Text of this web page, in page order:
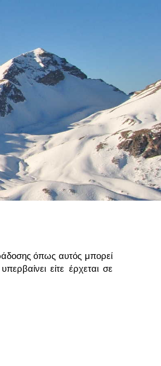
όπως αυτός μπορεί
είτε έρχεται σε